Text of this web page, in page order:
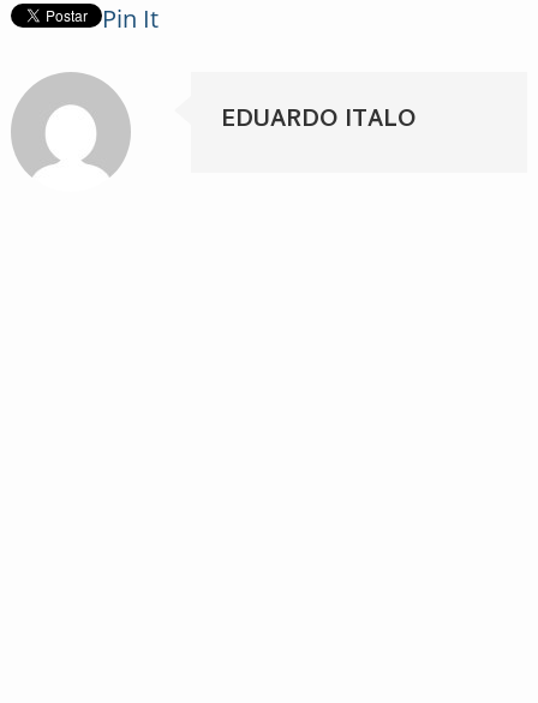
Pin It
EDUARDO ITALO